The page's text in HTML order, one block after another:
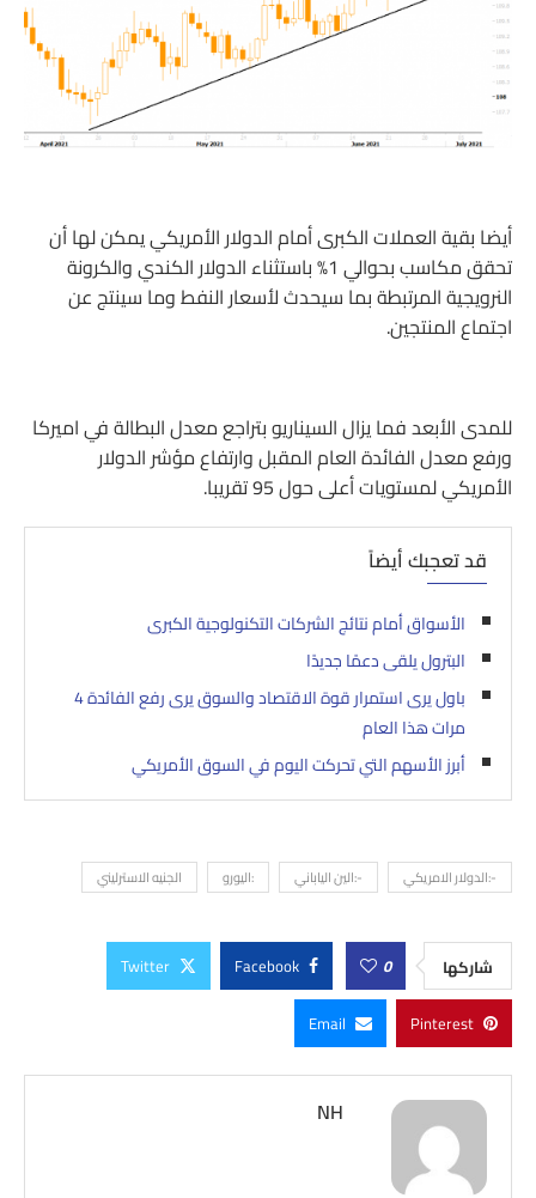
أيضا بقية العملات الكبرى أمام الدولار الأمريكي يمكن لها أن
تحقق مكاسب بحوالي 1% باستثناء الدولار الكندي والكرونة
النرويجية المرتبطة بما سيحدث لأسعار النفط وما سينتج عن
اجتماع المنتجين.
للمدى الأبعد فما يزال السيناريو بتراجع معدل البطالة في اميركا
ورفع معدل الفائدة العام المقبل وارتفاع مؤشر الدولار
الأمريكي لمستويات أعلى حول 95 تقريبا.
قد تعجبك أيضاً
الأسواق أمام نتائج الشركات التكنولوجية الكبرى
البترول يلقى دعمًا جديدًا
باول يرى استمرار قوة الاقتصاد والسوق يرى رفع الفائدة 4
مرات هذا العام
أبرز الأسهم التي تحركت اليوم في السوق الأمريكي
-:الدولار الامريكي -:الين الياباني :اليورو الجنيه الاسترليني
شاركها 0
Facebook
Twitter
Pinterest
Email
NH